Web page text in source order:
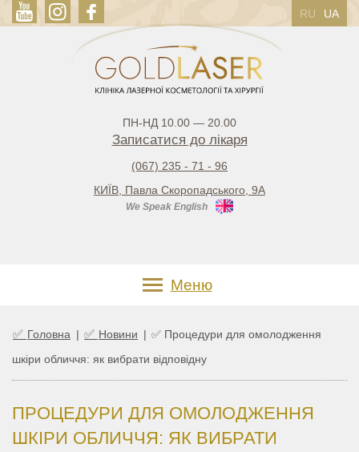
RU UA
ПН-НД 10.00 — 20.00
Записатися до лікаря
(067) 235 - 71 - 96
КИЇВ, Павла Скоропадського, 9А
We Speak English
Меню
✅ Головна | ✅ Новини | ✅ Процедури для омолодження
шкіри обличчя: як вибрати відповідну
ПРОЦЕДУРИ ДЛЯ ОМОЛОДЖЕННЯ
ШКІРИ ОБЛИЧЧЯ: ЯК ВИБРАТИ